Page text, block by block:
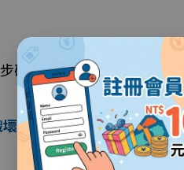
確認它是否能真正完成三
菌